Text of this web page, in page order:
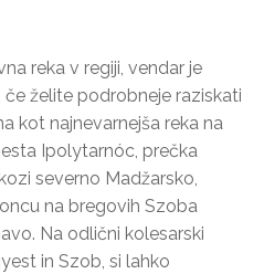
reka v regiji, vendar je
želite podrobneje raziskati
kot najnevarnejša reka na
Ipolytarnóc, prečka
severno Madžarsko,
na bregovih Szoba
Na odlični kolesarski
in Szob, si lahko